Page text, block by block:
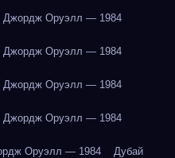
Джордж Оруэлл — 1984
Джордж Оруэлл — 1984
Джордж Оруэлл — 1984
Джордж Оруэлл — 1984
Оруэлл — 1984 Дубай